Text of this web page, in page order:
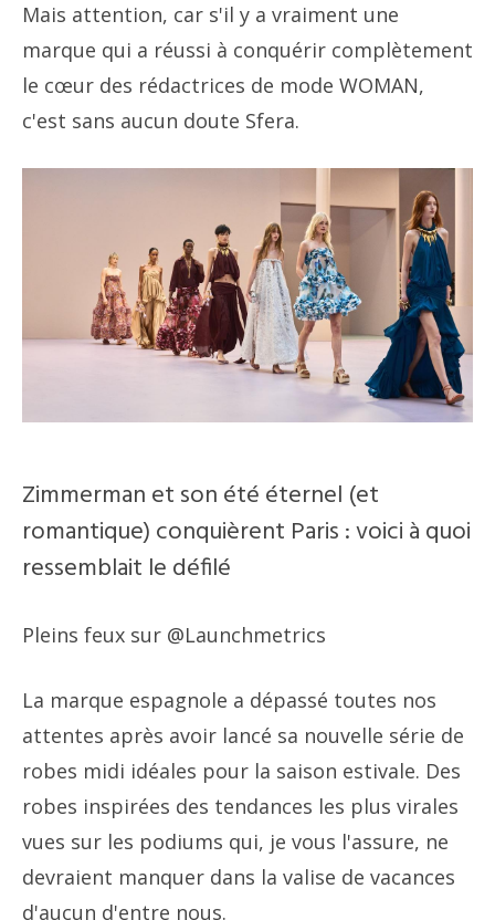
Mais attention, car s'il y a vraiment une
marque qui a réussi à conquérir complètement
le cœur des rédactrices de mode WOMAN,
c'est sans aucun doute Sfera.
Zimmerman et son été éternel (et
romantique) conquièrent Paris : voici à quoi
ressemblait le défilé
Pleins feux sur @Launchmetrics
La marque espagnole a dépassé toutes nos
attentes après avoir lancé sa nouvelle série de
robes midi idéales pour la saison estivale. Des
robes inspirées des tendances les plus virales
vues sur les podiums qui, je vous l'assure, ne
devraient manquer dans la valise de vacances
d'aucun d'entre nous.